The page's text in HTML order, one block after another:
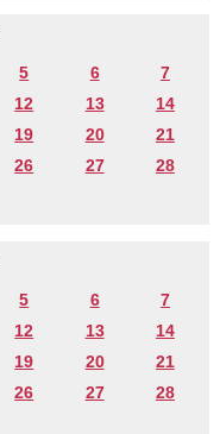
5 6
7
12 13
14
19 20
21
26 27
28
5 6
7
12 13
14
19 20
21
26 27
28